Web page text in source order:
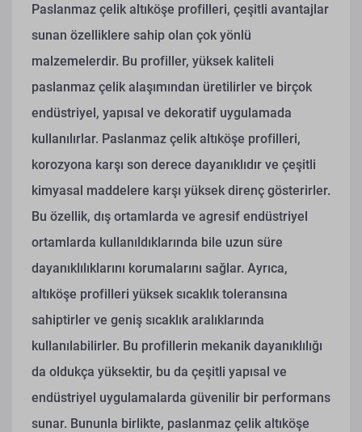
Paslanmaz çelik altıköşe profilleri, çeşitli avantajlar
sunan özelliklere sahip olan çok yönlü
malzemelerdir. Bu profiller, yüksek kaliteli
paslanmaz çelik alaşımından üretilirler ve birçok
endüstriyel, yapısal ve dekoratif uygulamada
kullanılırlar. Paslanmaz çelik altıköşe profilleri,
korozyona karşı son derece dayanıklıdır ve çeşitli
kimyasal maddelere karşı yüksek direnç gösterirler.
Bu özellik, dış ortamlarda ve agresif endüstriyel
ortamlarda kullanıldıklarında bile uzun süre
dayanıklılıklarını korumalarını sağlar. Ayrıca,
altıköşe profilleri yüksek sıcaklık toleransına
sahiptirler ve geniş sıcaklık aralıklarında
kullanılabilirler. Bu profillerin mekanik dayanıklılığı
da oldukça yüksektir, bu da çeşitli yapısal ve
endüstriyel uygulamalarda güvenilir bir performans
sunar. Bununla birlikte, paslanmaz çelik altıköşe